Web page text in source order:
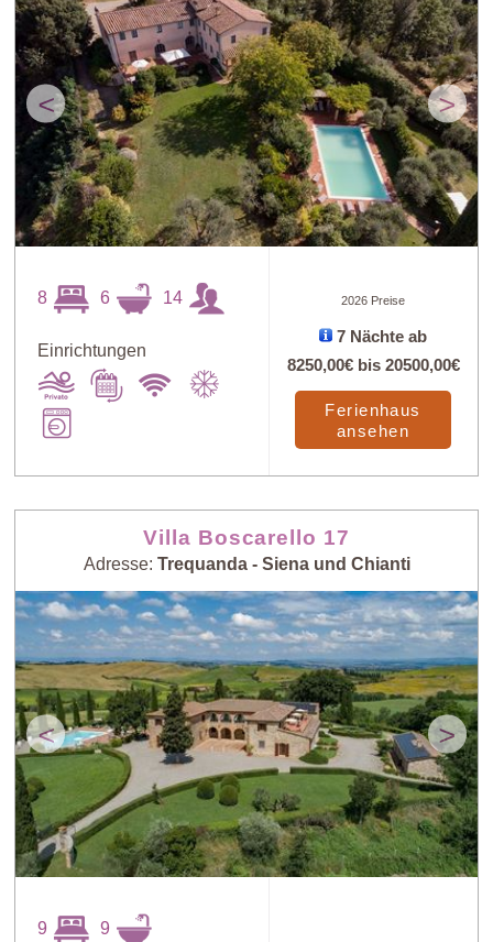
Preis: niedrig >
hoch
Preis: hoch >
Personenzahl:
Personenzahl:
hoch > niedrig
Neueste Häuser
< >
8 6 14
Einrichtungen
2026 Preise
7 Nächte ab
8250,00€bis 20500,00€
Ferienhaus
ansehen
Villa Boscarello 17
Adresse: Trequanda - Siena und Chianti
< >
9 9